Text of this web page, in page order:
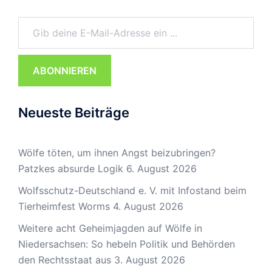
Gib deine E-Mail-Adresse ein ...
ABONNIEREN
Neueste Beiträge
Wölfe töten, um ihnen Angst beizubringen?
Patzkes absurde Logik 6. August 2026
Wolfsschutz-Deutschland e. V. mit Infostand beim
Tierheimfest Worms 4. August 2026
Weitere acht Geheimjagden auf Wölfe in
Niedersachsen: So hebeln Politik und Behörden
den Rechtsstaat aus 3. August 2026